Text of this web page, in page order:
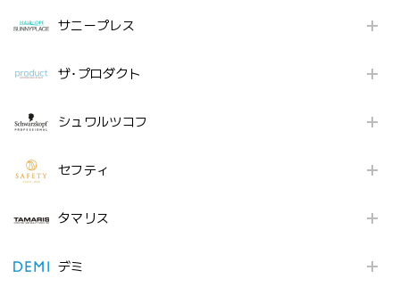
サニープレス
ザ･プロダクト
シュワルツコフ
セフティ
タマリス
デミ